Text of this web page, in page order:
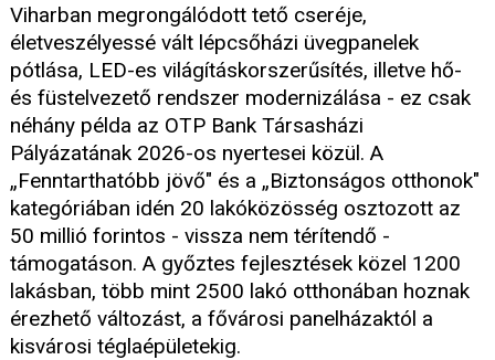
Viharban megrongálódott tető cseréje,
életveszélyessé vált lépcsőházi üvegpanelek
pótlása, LED-es világításkorszerűsítés, illetve hő-
és füstelvezető rendszer modernizálása - ez csak
néhány példa az OTP Bank Társasházi
Pályázatának 2026-os nyertesei közül. A
„Fenntarthatóbb jövő" és a „Biztonságos otthonok"
kategóriában idén 20 lakóközösség osztozott az
50 millió forintos - vissza nem térítendő -
támogatáson. A győztes fejlesztések közel 1200
lakásban, több mint 2500 lakó otthonában hoznak
érezhető változást, a fővárosi panelházaktól a
kisvárosi téglaépületekig.